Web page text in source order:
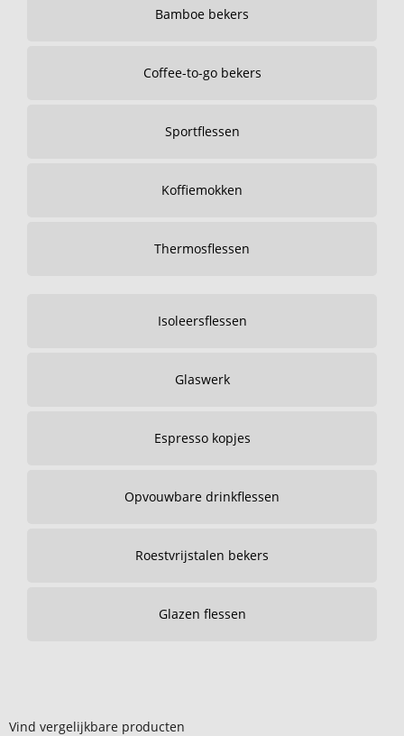
Bamboe bekers
Coffee-to-go bekers
Sportflessen
Koffiemokken
Thermosflessen
Isoleersflessen
Glaswerk
Espresso kopjes
Opvouwbare drinkflessen
Roestvrijstalen bekers
Glazen flessen
Vind vergelijkbare producten